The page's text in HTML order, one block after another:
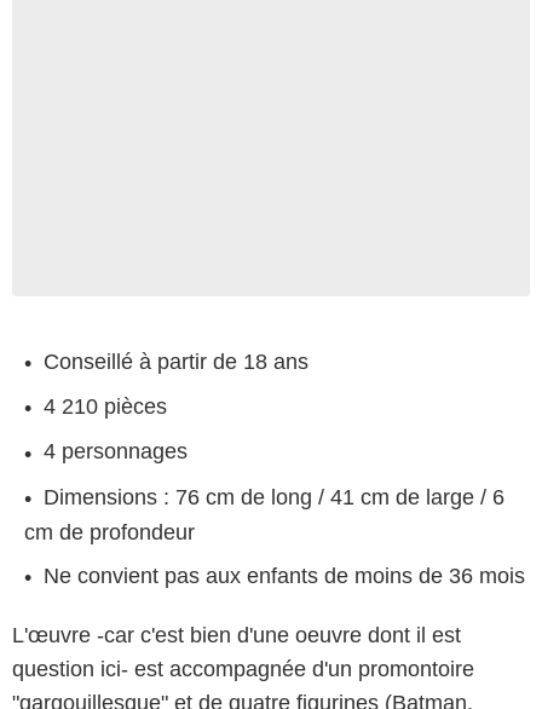
Conseillé à partir de 18 ans
4 210 pièces
4 personnages
Dimensions : 76 cm de long / 41 cm de large / 6
cm de profondeur
Ne convient pas aux enfants de moins de 36 mois
L'œuvre -car c'est bien d'une oeuvre dont il est
question ici- est accompagnée d'un promontoire
"gargouillesque" et de quatre figurines (Batman,